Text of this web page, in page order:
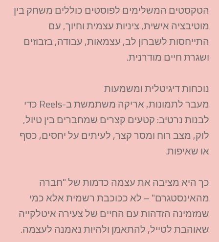
הטקסטים המשלימים לפוסטים כוללים משחק בין
מוטיבציה אישית, ציניות עצמית וחיוך, עם
התייחסות לשברון לב, עצמאות, עבודה, בזבוזים
ושגרת חיים מודרנית.​
נוכחות דיגיטלית ומשמעות
מעבר לתמונות, אריקה משתמשת ב-Reels כדי
לבנות נרטיב: קטעים קצרים שמחברים בין טיול,
לוק, מצב רוח ומסר קצר, לעיתים על יחסים, כסף
או שאיפות.​
כך היא מציבה את עצמה כדמות של "חברה
מהאינסטגרם" – לא ככוכבת רשמית אלא כמי
שמזמינה הזדהות עם החיים של צעירה איטלקייה
שאוהבת לטייל, להתאמן ולהיות נאמנה לעצמה.​